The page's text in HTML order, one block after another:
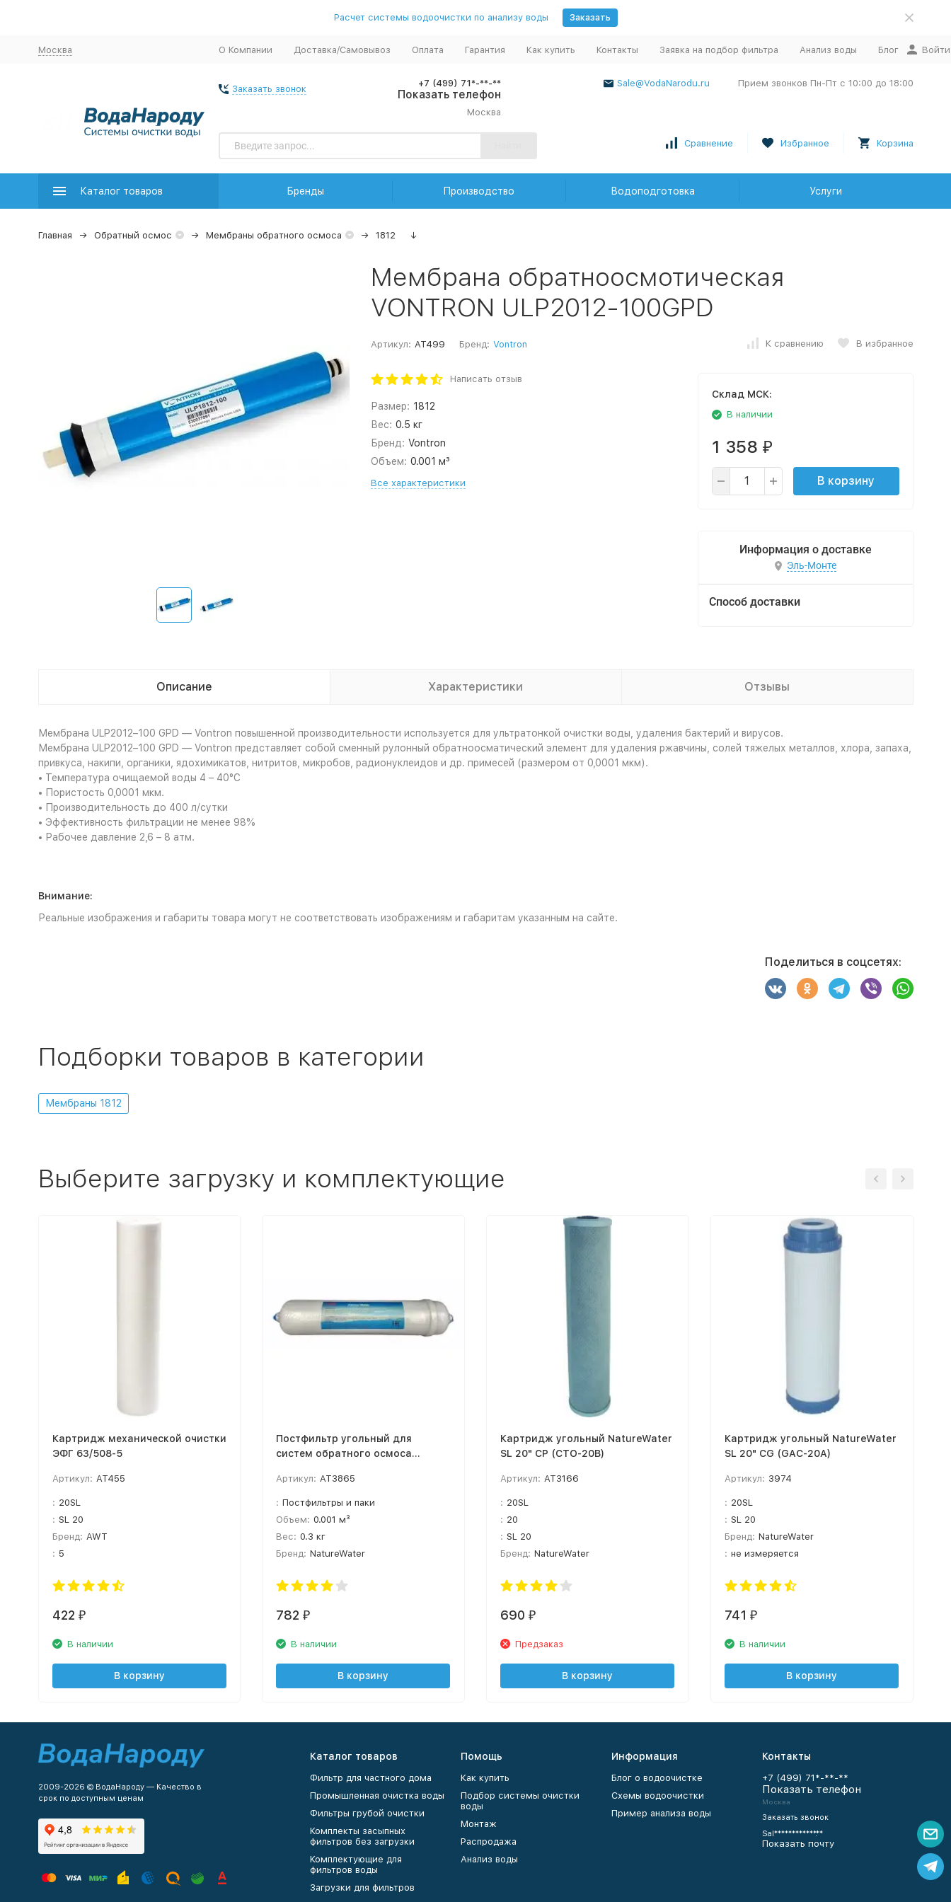
Расчет системы водоочистки по анализу воды Заказать
Москва О Компании Доставка/Самовывоз Оплата Гарантия Как купить Контакты Заявка на подбор фильтра Анализ воды Блог Войти
Заказать звонок
+7 (499) 71*-**-**
Показать телефон
Москва
Sale@VodaNarodu.ru Прием звонков Пн-Пт с 10:00 до 18:00
Сравнение Избранное Корзина
Каталог товаров Бренды Производство Водоподготовка Услуги
Главная Обратный осмос Мембраны обратного осмоса 1812 ↓
Мембрана обратноосмотическая
VONTRON ULP2012-100GPD
Артикул: AT499 Бренд: Vontron К сравнению В избранное
Написать отзыв
Размер: 1812
Вес: 0.5 кг
Бренд: Vontron
Объем: 0.001 м³
Все характеристики
Cклад МСК:
В наличии
1 358 ₽
В корзину
Информация о доставке
Эль-Монте
Способ доставки
Описание Характеристики Отзывы
Мембрана ULP2012–100 GPD — Vontron повышенной производительности используется для ультратонкой очистки воды, удаления бактерий и вирусов.
Мембрана ULP2012–100 GPD — Vontron представляет собой сменный рулонный обратноосматический элемент для удаления ржавчины, солей тяжелых металлов, хлора, запаха,
привкуса, накипи, органики, ядохимикатов, нитритов, микробов, радионуклеидов и др. примесей (размером от 0,0001 мкм).
• Температура очищаемой воды 4 – 40°С
• Пористость 0,0001 мкм.
• Производительность до 400 л/сутки
• Эффективность фильтрации не менее 98%
• Рабочее давление 2,6 – 8 атм.
Внимание:
Реальные изображения и габариты товара могут не соответствовать изображениям и габаритам указанным на сайте.
Поделиться в соцсетях:
Подборки товаров в категории
Мембраны 1812
Выберите загрузку и комплектующие
Картридж механической очистки
ЭФГ 63/508-5
Артикул: AT455
: 20SL
: SL 20
Бренд: AWT
: 5
422 ₽
В наличии
В корзину
Постфильтр угольный для
систем обратного осмоса
Артикул: AT3865
: Постфильтры и паки
Объем: 0.001 м³
Вес: 0.3 кг
Бренд: NatureWater
782 ₽
В наличии
В корзину
Картридж угольный NatureWater
SL 20" CP (CTO-20B)
Артикул: AT3166
: 20SL
: 20
: SL 20
Бренд: NatureWater
690 ₽
Предзаказ
В корзину
Картридж угольный NatureWater
SL 20" CG (GAC-20A)
Артикул: 3974
: 20SL
: SL 20
Бренд: NatureWater
: не измеряется
741 ₽
В наличии
В корзину
2009-2026 © ВодаНароду — Качество в
срок по доступным ценам
Каталог товаров
Фильтр для частного дома
Промышленная очистка воды
Фильтры грубой очистки
Комплекты засыпных
фильтров без загрузки
Комплектующие для
фильтров воды
Загрузки для фильтров
Помощь
Как купить
Подбор системы очистки
воды
Монтаж
Распродажа
Анализ воды
Информация
Блог о водоочистке
Схемы водоочистки
Пример анализа воды
Контакты
+7 (499) 71*-**-**
Показать телефон
Москва
Заказать звонок
Sal************.**
Показать почту